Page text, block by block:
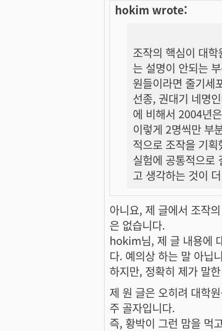
hokim wrote:
조작의 핵심이 대
는 설명이 안되는
원들이라면 줄기세
선종, 권대기 네명
에 비해서 2004년
이렇게 2명씩만 부
적으로 조작을 기
실험에 공통적으로
고 생각하는 것이
아니요, 제 글에서 조작
은 없습니다.
hokim님, 제 글 내용에
다. 예의상 하는 말 아닙
하지만, 정확히 제가 말
제 원 글은 오히려 대학
주 골자입니다.
즉, 황박이 그런 맘을 먹